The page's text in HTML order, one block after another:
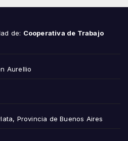
de: Cooperativa de Trabajo
Aurellio
Provincia de Buenos Aires